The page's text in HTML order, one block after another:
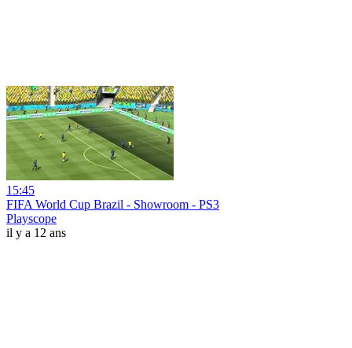
15:45
FIFA World Cup Brazil - Showroom - PS3
Playscope
il y a 12 ans